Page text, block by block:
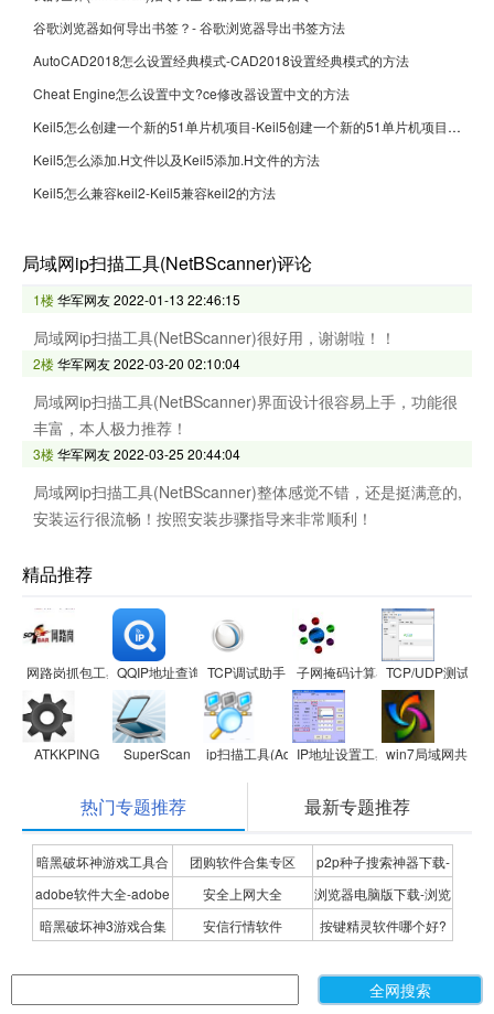
谷歌浏览器如何导出书签？- 谷歌浏览器导出书签方法
AutoCAD2018怎么设置经典模式-CAD2018设置经典模式的方法
Cheat Engine怎么设置中文?ce修改器设置中文的方法
Keil5怎么创建一个新的51单片机项目-Keil5创建一个新的51单片机项目的方法
Keil5怎么添加.H文件以及Keil5添加.H文件的方法
Keil5怎么兼容keil2-Keil5兼容keil2的方法
局域网ip扫描工具(NetBScanner)评论
1楼华军网友2022-01-13 22:46:15
局域网ip扫描工具(NetBScanner)很好用，谢谢啦！！
2楼华军网友2022-03-20 02:10:04
局域网ip扫描工具(NetBScanner)界面设计很容易上手，功能很
丰富，本人极力推荐！
3楼华军网友2022-03-25 20:44:04
局域网ip扫描工具(NetBScanner)整体感觉不错，还是挺满意的,
安装运行很流畅！按照安装步骤指导来非常顺利！
精品推荐
网路岗抓包工具iptoolQQIP地址查询器TCP调试助手 子网掩码计算器TCP/UDP测试工
ATKKPING SuperScan ip扫描工具(Advanced IP Scanner)
IP地址设置工具win7局域网共享
热门专题推荐 最新专题推荐
暗黑破坏神游戏工具合
集
团购软件合集专区
p2p种子搜索神器下载-
P2P种子搜索神器专题
adobe软件大全-adobe
全系列软件下载-adobe
安全上网大全
浏览器电脑版下载-浏览
器下载合集
暗黑破坏神3游戏合集 安信行情软件
按键精灵软件哪个好?